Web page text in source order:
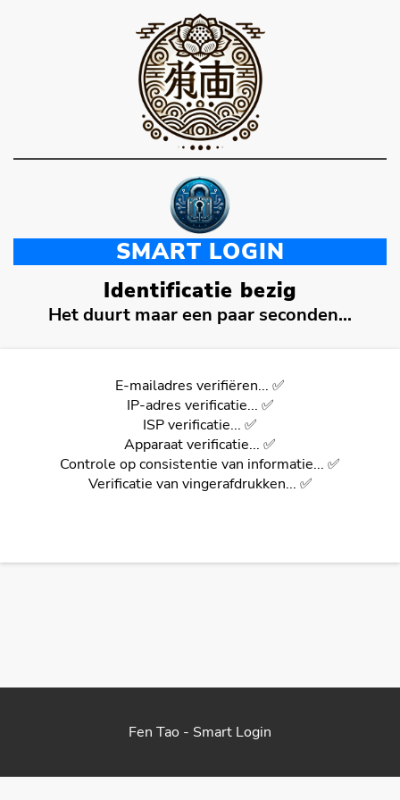
SMART LOGIN
Identificatie bezig
Het duurt maar een paar seconden...
E-mailadres verifiëren... ✅
IP-adres verificatie... ✅
ISP verificatie... ✅
Apparaat verificatie... ✅
Controle op consistentie van informatie... ✅
Verificatie van vingerafdrukken... ✅
Fen Tao - Smart Login